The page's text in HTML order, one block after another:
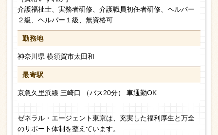
介護福祉士、実務者研修、介護職員初任者研修、ヘルパー
２級、ヘルパー１級、無資格可
勤務地
神奈川県 横須賀市太田和
最寄駅
京急久里浜線 三崎口 （バス20分） 車通勤OK
ゼネラル・エージェント東京は、充実した福利厚生と万全
のサポート体制を整えています。